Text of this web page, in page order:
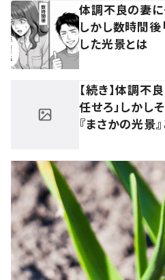
体調不良の妻に
しかし数時間後
した光景とは
【続き】体調不
任せろ」しかし
『まさかの光景